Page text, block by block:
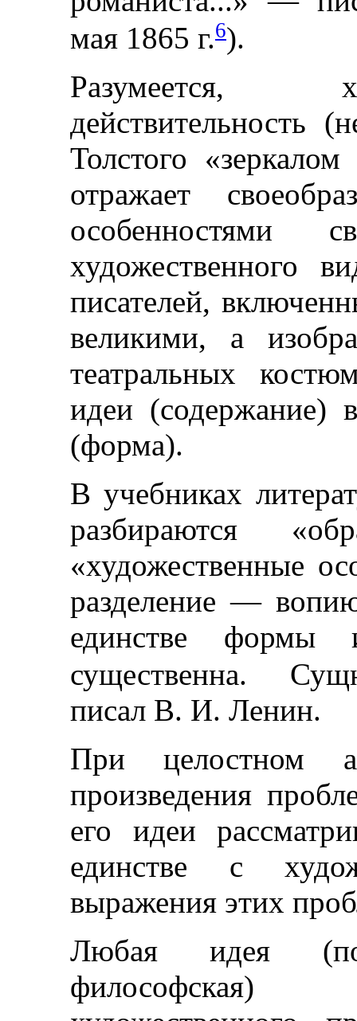
мая 1865 г.6).
Разумеется,
действительность
Толстого
отражает
особенностями
художественного
писателей,
великими, а
театральных
идеи (содержание)
(форма).
В учебниках
разбираются
«художественные
разделение —
единстве формы
существенна.
писал В. И. Ленин.
При целостном
произведения
его идеи
единстве с
выражения этих
Любая идея
философская)